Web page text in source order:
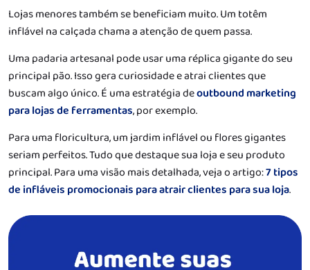
Lojas menores também se beneficiam muito. Um totêm
inflável na calçada chama a atenção de quem passa.
Uma padaria artesanal pode usar uma réplica gigante do seu
principal pão. Isso gera curiosidade e atrai clientes que
buscam algo único. É uma estratégia deoutbound marketing
para lojas de ferramentas, por exemplo.
Para uma floricultura, um jardim inflável ou flores gigantes
seriam perfeitos. Tudo que destaque sua loja e seu produto
principal. Para uma visão mais detalhada, veja o artigo:7 tipos
de infláveis promocionais para atrair clientes para sua loja.